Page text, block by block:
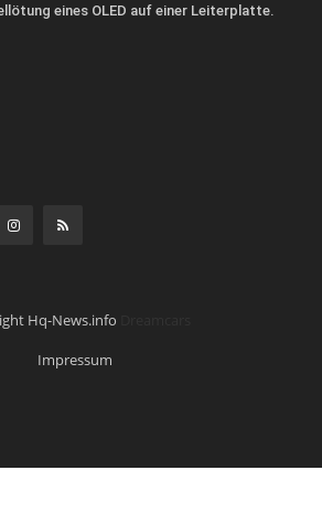
eines OLED auf einer Leiterplatte.
Hq-News.info
Impressum